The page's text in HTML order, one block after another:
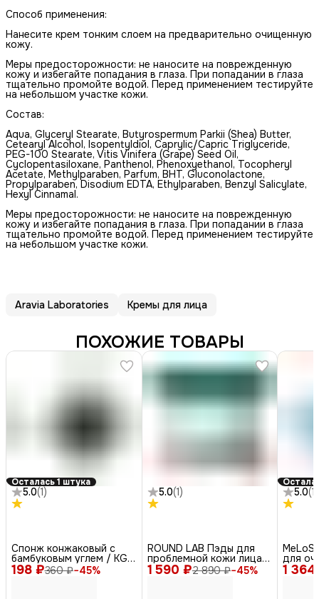
Способ применения:
Нанесите крем тонким слоем на предварительно очищенную
кожу.
Меры предосторожности: не наносите на поврежденную
кожу и избегайте попадания в глаза. При попадании в глаза
тщательно промойте водой. Перед применением тестируйте
на небольшом участке кожи.
Состав:
Aqua, Glyceryl Stearate, Butyrospermum Parkii (Shea) Butter,
Cetearyl Alcohol, Isopentyldiol, Caprylic/Capric Triglyceride,
PEG-100 Stearate, Vitis Vinifera (Grape) Seed Oil,
Cyclopentasiloxane, Panthenol, Phenoxyethanol, Tocopheryl
Acetate, Methylparaben, Parfum, BHT, Gluconolactone,
Propylparaben, Disodium EDTA, Ethylparaben, Benzyl Salicylate,
Hexyl Cinnamal.
Меры предосторожности: не наносите на поврежденную
кожу и избегайте попадания в глаза. При попадании в глаза
тщательно промойте водой. Перед применением тестируйте
на небольшом участке кожи.
Aravia Laboratories Кремы для лица
ПОХОЖИЕ ТОВАРЫ
Осталась 1 штука
5.0(1)
198 ₽360 ₽−45%
Спонж конжаковый с
бамбуковым углем / KG-
007, полусфера
5.0(1)
1 590 ₽2 890 ₽−45%
ROUND LAB Пэды для
проблемной кожи лица с
экстрактами сосны и
центеллы / Pine Calming
5.0(1
1
для
in 1